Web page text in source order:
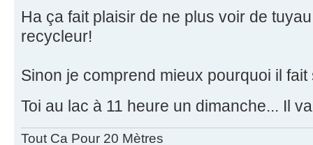
Ha ça fait plaisir de ne plus voir de
recycleur!
Sinon je comprend mieux pourquoi il
Toi au lac à 11 heure un dimanche... Il
Tout Ca Pour 20 Mètres